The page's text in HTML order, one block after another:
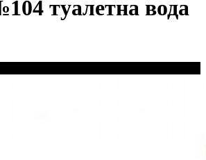
туалетна вода